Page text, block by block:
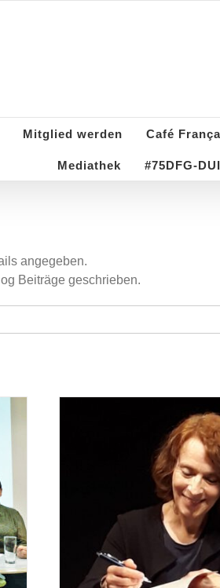
Mitglied werden Café
Mediathek #75DFG-
angegeben.
Beiträge geschrieben.